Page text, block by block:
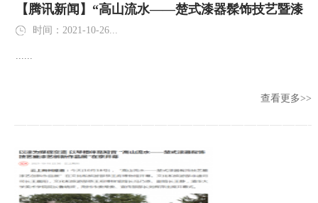
【腾讯新闻】“高山流水——楚式漆器髹饰技艺暨漆
艺创新作品展”在北京举行
时间：2021-10-26...
......
查看更多>>